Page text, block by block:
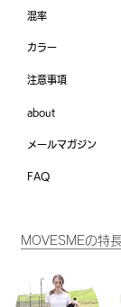
混率
カラー
​注意事項
about
メールマガジン
FAQ
MOVESMEの特長